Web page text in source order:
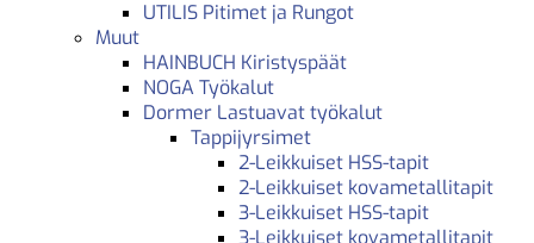
UTILIS Pitimet ja Rungot
Muut
HAINBUCH Kiristyspäät
NOGA Työkalut
Dormer Lastuavat työkalut
Tappijyrsimet
2-Leikkuiset HSS-tapit
2-Leikkuiset kovametallitapit
3-Leikkuiset HSS-tapit